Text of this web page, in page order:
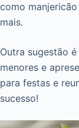
como
mais.
Outra sugestão
menores e
para festas e
sucesso!